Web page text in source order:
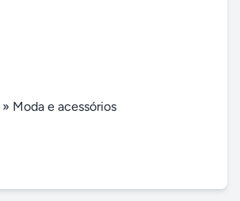
» Moda e acessórios